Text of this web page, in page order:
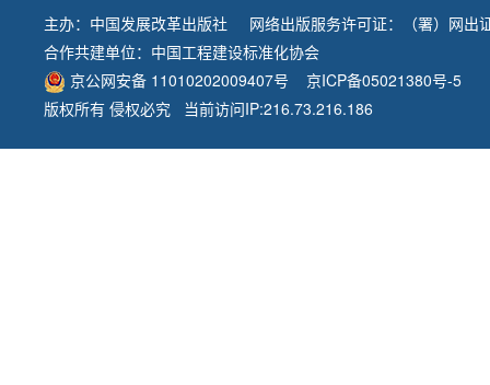
主办： 中国发展改革出版社
网络出版服务许可证：（署）网出
合作共建单位： 中国工程建设标准化协会
京公网安备 11010202009407号
京ICP备05021380号-5
版权所有 侵权必究 当前访问IP:216.73.216.186